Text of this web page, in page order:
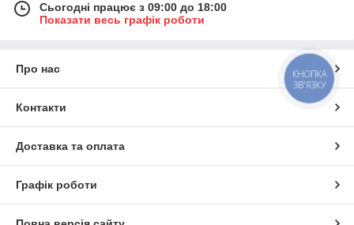
Сьогодні працює з 09:00 до 18:00
Показати весь графік роботи
Про нас
Контакти
Доставка та оплата
Графік роботи
КНОПКА
ЗВ'ЯЗКУ